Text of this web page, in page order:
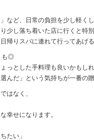
など、日常の負担を少し軽く
少し落ち着いた店に行くと特別
帰りスパに連れて行ってあげ
も◎
っとした手料理も良いかもしれ
んだ」という気持ちが一番の贈
はなく、
幸せになります。
たい」